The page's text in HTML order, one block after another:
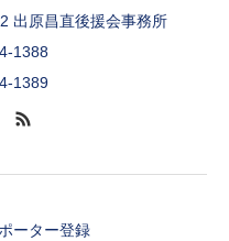
出原昌直後援会事務所
1388
1389
ーター登録